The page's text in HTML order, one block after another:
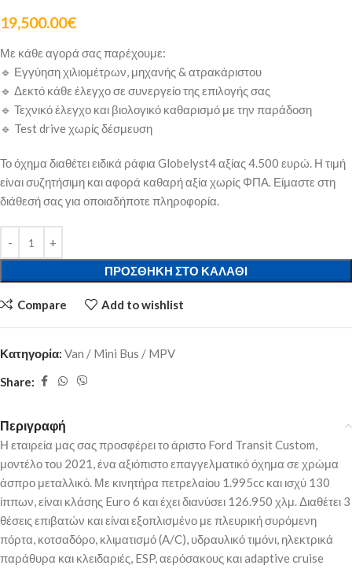
19,500.00€
Με κάθε αγορά σας παρέχουμε:
🔹 Εγγύηση χιλιομέτρων, μηχανής & ατρακάριστου
🔹 Δεκτό κάθε έλεγχο σε συνεργείο της επιλογής σας
🔹 Τεχνικό έλεγχο και βιολογικό καθαρισμό με την παράδοση
🔹 Test drive χωρίς δέσμευση
Το όχημα διαθέτει ειδικά ράφια Globelyst4 αξίας 4.500 ευρώ. Η τιμή
είναι συζητήσιμη και αφορά καθαρή αξία χωρίς ΦΠΑ. Είμαστε στη
διάθεσή σας για οποιαδήποτε πληροφορία.
ΠΡΟΣΘΉΚΗ ΣΤΟ ΚΑΛΆΘΙ
Compare Add to wishlist
Κατηγορία: Van / Mini Bus / MPV
Share:
Περιγραφή
Η εταιρεία μας σας προσφέρει το άριστο Ford Transit Custom,
μοντέλο του 2021, ένα αξιόπιστο επαγγελματικό όχημα σε χρώμα
άσπρο μεταλλικό. Με κινητήρα πετρελαίου 1.995cc και ισχύ 130
ίππων, είναι κλάσης Euro 6 και έχει διανύσει 126.950 χλμ. Διαθέτει 3
θέσεις επιβατών και είναι εξοπλισμένο με πλευρική συρόμενη
πόρτα, κοτσαδόρο, κλιματισμό (A/C), υδραυλικό τιμόνι, ηλεκτρικά
παράθυρα και κλειδαριές, ESP, αερόσακους και adaptive cruise